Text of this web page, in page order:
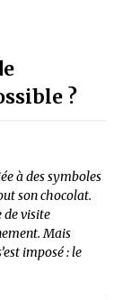
?
à des symboles
son chocolat.
de visite
Mais
imposé : le